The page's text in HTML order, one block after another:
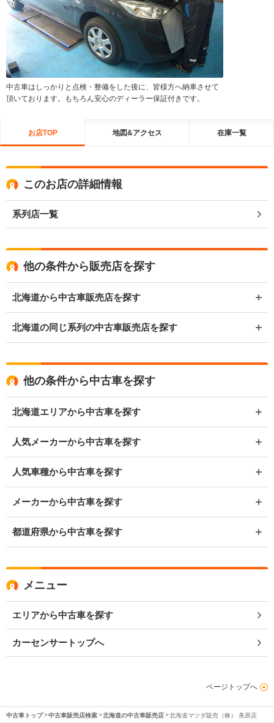
中古車はしっかりと点検・整備をした後に、皆様方へ納車させて
頂いております。もちろん安心のディーラー保証付きです。
お店TOP 地図&アクセス 在庫一覧
このお店の詳細情報
系列店一覧
他の条件から販売店を探す
北海道から中古車販売店を探す
北海道の同じ系列の中古車販売店を探す
他の条件から中古車を探す
北海道エリアから中古車を探す
人気メーカーから中古車を探す
人気車種から中古車を探す
メーカーから中古車を探す
都道府県から中古車を探す
メニュー
エリアから中古車を探す
カーセンサートップへ
ページトップへ
中古車トップ 中古車販売店検索 北海道の中古車販売店 北海道マツダ販売（株） 美原店